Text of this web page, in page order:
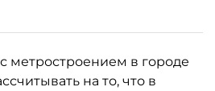
метростроением в городе
на то, что в